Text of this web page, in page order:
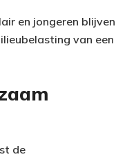
en jongeren blijven
van een
de